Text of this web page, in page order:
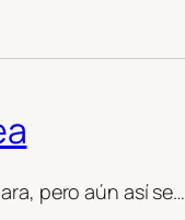
pero aún así se…